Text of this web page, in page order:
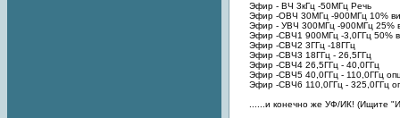
Эфир - ВЧ 3кГц -50МГц Речь
Эфир -ОВЧ 30МГц -900МГц 10%
Эфир - УВЧ 300МГц -900МГц 25%
Эфир -СВЧ1 900МГц -3,0ГГц 50%
Эфир -СВЧ2 3ГГц -18ГГц
Эфир -СВЧ3 18ГГц - 26,5ГГц
Эфир -СВЧ4 26,5ГГц - 40,0ГГц
Эфир -СВЧ5 40,0ГГц - 110,0ГГц
Эфир -СВЧ6 110,0ГГц - 325,0ГГц
......и конечно же УФ/ИК! (Ищите